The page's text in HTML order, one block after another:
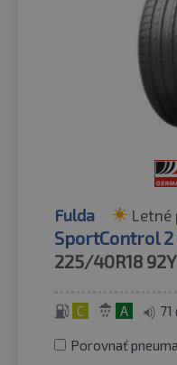
Fulda Letné
SportControl 2
225/40R18 92Y
C A 71
Porovnať